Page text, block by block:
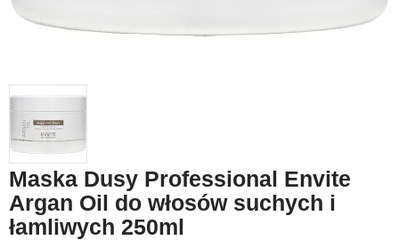
Maska Dusy Professional Envite
Argan Oil do włosów suchych i
łamliwych 250ml